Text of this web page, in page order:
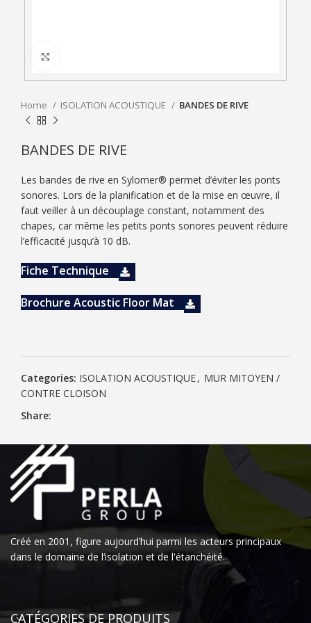
Home ISOLATION ACOUSTIQUE BANDES DE RIVE
BANDES DE RIVE
Les bandes de rive en Sylomer® permet d’éviter les ponts
sonores. Lors de la planification et de la mise en œuvre, il
faut veiller à un découplage constant, notamment des
chapes, car même les petits ponts sonores peuvent réduire
l’efficacité jusqu’à 10 dB.
Fiche Technique
Brochure Acoustic Floor Mat
Categories: ISOLATION ACOUSTIQUE, MUR MITOYEN /
CONTRE CLOISON
Share:
Créé en 2001, figure aujourd’hui parmi les acteurs principaux
dans le domaine de l‘isolation et de l'étanchéité.
CATÉGORIES DE PRODUITS